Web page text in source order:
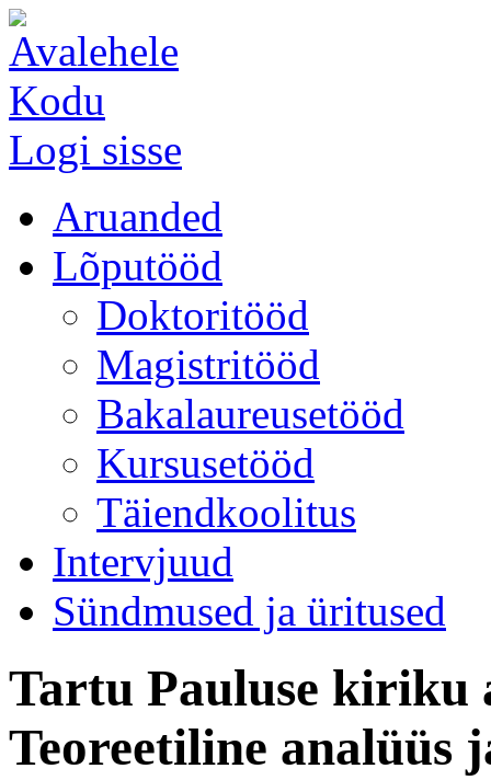
Kodu
Logi sisse
Aruanded
Lõputööd
Doktoritööd
Magistritööd
Bakalaureusetööd
Kursusetööd
Täiendkoolitus
Intervjuud
Sündmused ja üritused
Tartu Pauluse kiriku
Teoreetiline analüüs